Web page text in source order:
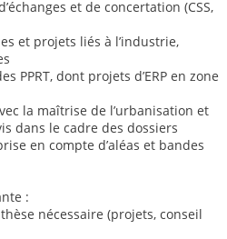
et de concertation (CSS,
et projets liés à l’industrie,
PPRT, dont projets d’ERP en zone
la maîtrise de l’urbanisation et
dans le cadre des dossiers
en compte d’aléas et bandes
:
nécessaire (projets, conseil